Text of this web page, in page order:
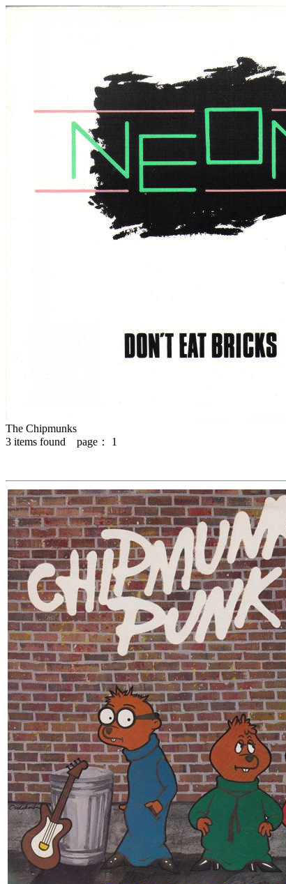
The Chipmunks
3 items found page： 1